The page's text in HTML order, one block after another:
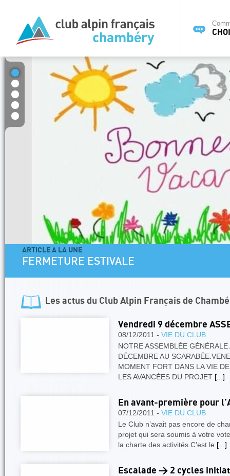
ARTICLE A LA UNE
FERMETURE ESTIVALE
Les actus du Club Alpin Français de
Vendredi 9 décembre
08/12/2011 - VIE DU CLUB
NOTRE ASSEMBLÉE
DÉCEMBRE AU
MOMENT FORT DANS LA VIE
LES AVANCÉES DU PROJET [...]
En avant-première pour
07/12/2011 - VIE DU CLUB
Le Club n’avait pas encore de
projet qui sera soumis à votre
la charte des activités.C’est le [...]
Escalade > 2 cycles